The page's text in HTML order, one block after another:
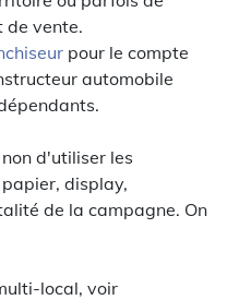
de vente.
pour le compte
automobile
d'utiliser les
display,
de la campagne. On
local, voir